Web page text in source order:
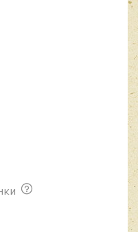
в "Зал
Группа
снято с